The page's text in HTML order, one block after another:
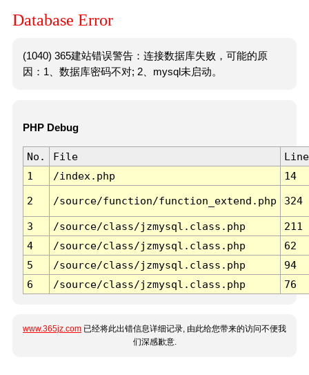
Database Error
(1040) 365建站错误警告：连接数据库失败，可能的原
因：1、数据库密码不对; 2、mysql未启动。
PHP Debug
No. File
Line
1
/index.php 14
2 /source/function/function_extend.php 324
3 /source/class/jzmysql.class.php
211
4
/source/class/jzmysql.class.php
62
5
/source/class/jzmysql.class.php
94
6
/source/class/jzmysql.class.php 76
www.365jz.com 已经将此出错信息详细记录, 由此给您带来的访问不便我
们深感歉意.